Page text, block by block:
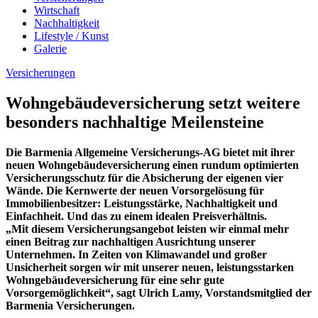
Wirtschaft
Nachhaltigkeit
Lifestyle / Kunst
Galerie
Versicherungen
Wohngebäudeversicherung setzt weitere
besonders nachhaltige Meilensteine
Die Barmenia Allgemeine Versicherungs-AG bietet mit ihrer
neuen Wohngebäudeversicherung einen rundum optimierten
Versicherungsschutz für die Absicherung der eigenen vier
Wände. Die Kernwerte der neuen Vorsorgelösung für
Immobilienbesitzer: Leistungsstärke, Nachhaltigkeit und
Einfachheit. Und das zu einem idealen Preisverhältnis.
„Mit diesem Versicherungsangebot leisten wir einmal mehr
einen Beitrag zur nachhaltigen Ausrichtung unserer
Unternehmen. In Zeiten von Klimawandel und großer
Unsicherheit sorgen wir mit unserer neuen, leistungsstarken
Wohngebäudeversicherung für eine sehr gute
Vorsorgemöglichkeit“, sagt Ulrich Lamy, Vorstandsmitglied der
Barmenia Versicherungen.